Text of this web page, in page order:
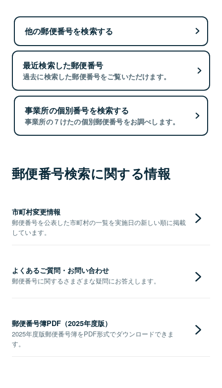
他の郵便番号を検索する
最近検索した郵便番号
過去に検索した郵便番号をご覧いただけます。
事業所の個別番号を検索する
事業所の７けたの個別郵便番号をお調べします。
郵便番号検索に関する情報
市町村変更情報
郵便番号を公表した市町村の一覧を実施日の新しい順に掲載
しています。
よくあるご質問・お問い合わせ
郵便番号に関するさまざまな疑問にお答えします。
郵便番号簿PDF（2025年度版）
2025年度版郵便番号簿をPDF形式でダウンロードできま
す。